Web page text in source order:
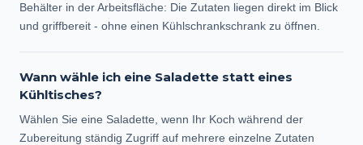
Behälter in der Arbeitsfläche: Die Zutaten liegen direkt im Blick
und griffbereit - ohne einen Kühlschrankschrank zu öffnen.
Wann wähle ich eine Saladette statt eines
Kühltisches?
Wählen Sie eine Saladette, wenn Ihr Koch während der
Zubereitung ständig Zugriff auf mehrere einzelne Zutaten